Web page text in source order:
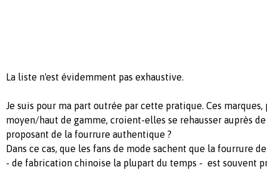
La liste n'est évidemment pas exhaustive.
Je suis pour ma part outrée par cette pratique. Ces
moyen/haut de gamme, croient-elles se rehausser auprès
proposant de la fourrure authentique ?
Dans ce cas, que les fans de mode sachent que la fourrure
- de fabrication chinoise la plupart du temps - est souvent